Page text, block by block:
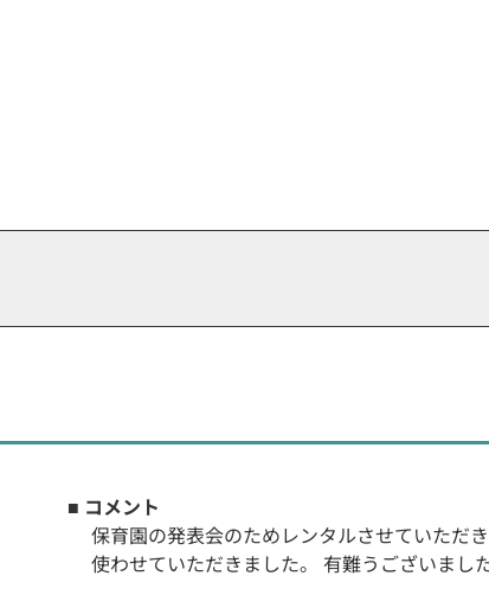
■ コメント
保育園の発表会のためレンタルさせていただ
使わせていただきました。 有難うございました